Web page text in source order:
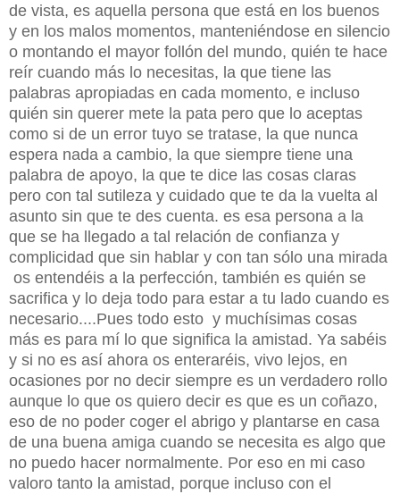
de vista, es aquella persona que está en los buenos
y en los malos momentos, manteniéndose en silencio
o montando el mayor follón del mundo, quién te hace
reír cuando más lo necesitas, la que tiene las
palabras apropiadas en cada momento, e incluso
quién sin querer mete la pata pero que lo aceptas
como si de un error tuyo se tratase, la que nunca
espera nada a cambio, la que siempre tiene una
palabra de apoyo, la que te dice las cosas claras
pero con tal sutileza y cuidado que te da la vuelta al
asunto sin que te des cuenta. es esa persona a la
que se ha llegado a tal relación de confianza y
complicidad que sin hablar y con tan sólo una mirada
os entendéis a la perfección, también es quién se
sacrifica y lo deja todo para estar a tu lado cuando es
necesario....Pues todo esto y muchísimas cosas
más es para mí lo que significa la amistad. Ya sabéis
y si no es así ahora os enteraréis, vivo lejos, en
ocasiones por no decir siempre es un verdadero rollo
aunque lo que os quiero decir es que es un coñazo,
eso de no poder coger el abrigo y plantarse en casa
de una buena amiga cuando se necesita es algo que
no puedo hacer normalmente. Por eso en mi caso
valoro tanto la amistad, porque incluso con el